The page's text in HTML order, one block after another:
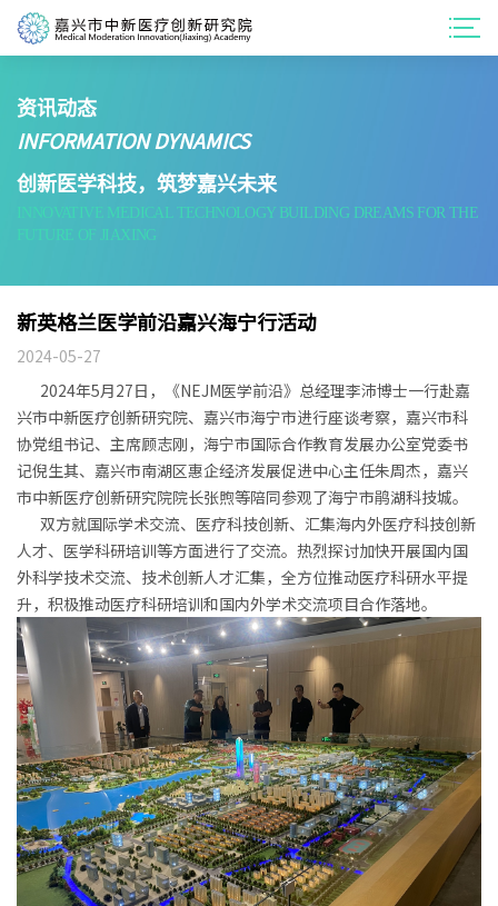
资讯动态
INFORMATION DYNAMICS
创新医学科技，筑梦嘉兴未来
INNOVATIVE MEDICAL TECHNOLOGY BUILDING DREAMS FOR THE
FUTURE OF JIAXING
新英格兰医学前沿嘉兴海宁行活动
2024-05-27
2024年5月27日，《NEJM医学前沿》总经理李沛博士一行赴嘉
兴市中新医疗创新研究院、嘉兴市海宁市进行座谈考察，嘉兴市科
协党组书记、主席顾志刚，海宁市国际合作教育发展办公室党委书
记倪生其、嘉兴市南湖区惠企经济发展促进中心主任朱周杰，嘉兴
市中新医疗创新研究院院长张煦等陪同参观了海宁市鹃湖科技城。
双方就国际学术交流、医疗科技创新、汇集海内外医疗科技创新
人才、医学科研培训等方面进行了交流。热烈探讨加快开展国内国
外科学技术交流、技术创新人才汇集，全方位推动医疗科研水平提
升，积极推动医疗科研培训和国内外学术交流项目合作落地。